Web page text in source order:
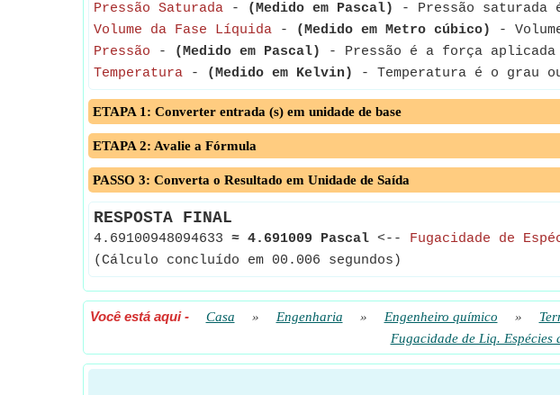
Pressão Saturada - (Medido em Pascal)
- Pressão saturada
Volume da Fase Líquida - (Medido em Metro cúbico)
-
Pressão - (Medido em Pascal)
- Pressão é a força
Temperatura - (Medido em Kelvin) - Temperatura é o grau
ETAPA 1: Converter entrada (s) em unidade de base
ETAPA 2: Avalie a Fórmula
PASSO 3: Converta o Resultado em Unidade de Saída
RESPOSTA FINAL
4.69100948094633 ≈ 4.691009 Pascal <-- Fugacidade de
(Cálculo concluído em 00.006 segundos)
Você está aqui- Casa » Engenharia » Engenheiro químico »
Fugacidade de Liq.